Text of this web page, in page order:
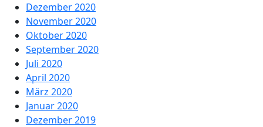
Dezember 2020
November 2020
Oktober 2020
September 2020
Juli 2020
April 2020
März 2020
Januar 2020
Dezember 2019